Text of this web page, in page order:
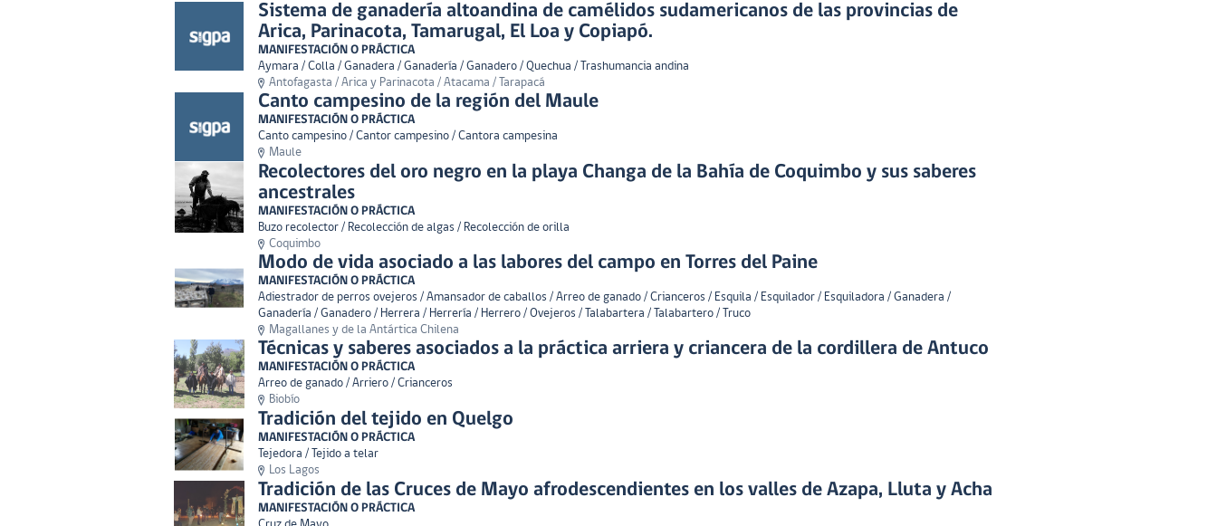
Sistema de ganadería altoandina de camélidos sudamericanos de las provincias de
Arica, Parinacota, Tamarugal, El Loa y Copiapó.
MANIFESTACIÓN O PRÁCTICA
Aymara / Colla / Ganadera / Ganadería / Ganadero / Quechua / Trashumancia andina
Antofagasta / Arica y Parinacota / Atacama / Tarapacá
Canto campesino de la región del Maule
MANIFESTACIÓN O PRÁCTICA
Canto campesino / Cantor campesino / Cantora campesina
Maule
Recolectores del oro negro en la playa Changa de la Bahía de Coquimbo y sus saberes
ancestrales
MANIFESTACIÓN O PRÁCTICA
Buzo recolector / Recolección de algas / Recolección de orilla
Coquimbo
Modo de vida asociado a las labores del campo en Torres del Paine
MANIFESTACIÓN O PRÁCTICA
Adiestrador de perros ovejeros / Amansador de caballos / Arreo de ganado / Crianceros / Esquila / Esquilador / Esquiladora / Ganadera /
Ganadería / Ganadero / Herrera / Herrería / Herrero / Ovejeros / Talabartera / Talabartero / Truco
Magallanes y de la Antártica Chilena
Técnicas y saberes asociados a la práctica arriera y criancera de la cordillera de Antuco
MANIFESTACIÓN O PRÁCTICA
Arreo de ganado / Arriero / Crianceros
Biobío
Tradición del tejido en Quelgo
MANIFESTACIÓN O PRÁCTICA
Tejedora / Tejido a telar
Los Lagos
Tradición de las Cruces de Mayo afrodescendientes en los valles de Azapa, Lluta y Acha
MANIFESTACIÓN O PRÁCTICA